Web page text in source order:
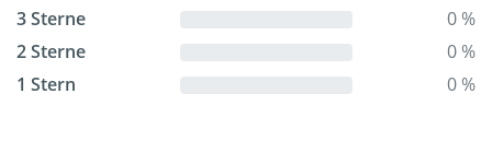
3 Sterne
0 %
2 Sterne
0 %
1 Stern
0 %